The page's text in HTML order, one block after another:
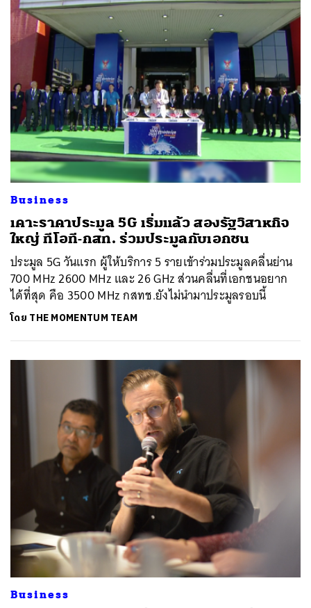
Business
เคาะราคาประมูล 5G เริ่มแล้ว สองรัฐวิสาหกิจ
ใหญ่ ทีโอที-กสท. ร่วมประมูลกับเอกชน
ประมูล 5G วันแรก ผู้ให้บริการ 5 รายเข้าร่วมประมูลคลื่นย่าน
700 MHz 2600 MHz และ 26 GHz ส่วนคลื่นที่เอกชนอยาก
ได้ที่สุด คือ 3500 MHz กสทช.ยังไม่นำมาประมูลรอบนี้
โดย THE MOMENTUM TEAM
Business
ค้นหา
TWEET LINE EMAIL